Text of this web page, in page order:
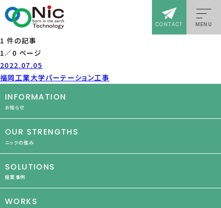
CONTACT MENU
1 件の記事
1／0 ページ
2022.07.05
福岡工業大学パーテーション工事
INFORMATION
お知らせ
OUR STRENGTHS
ニックの強み
SOLUTIONS
提案事例
WORKS